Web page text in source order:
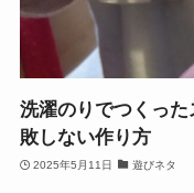
洗濯のりでつくっ
敗しない作り方
2025年5月11日 遊びネタ